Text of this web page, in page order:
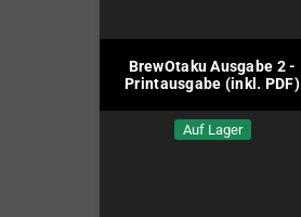
BrewOtaku Ausgabe 2 -
Printausgabe (inkl. PDF)
Auf Lager